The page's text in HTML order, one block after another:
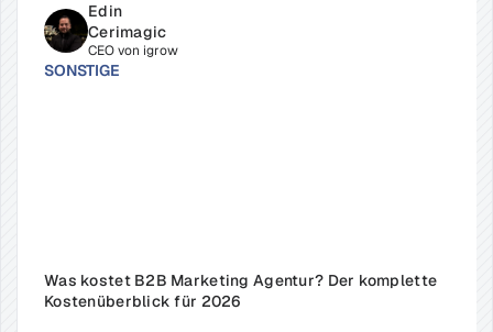
Edin
Cerimagic
CEO von igrow
SONSTIGE
Was kostet B2B Marketing Agentur? Der komplette
Kostenüberblick für 2026